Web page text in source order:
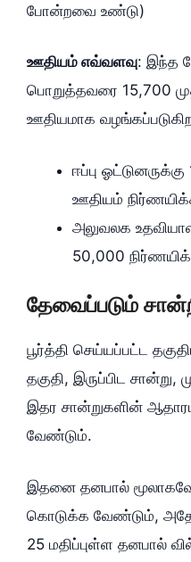
போன்றவை உண்டு)
ஊதியம் எவ்வளவு: இந்த
பொறுத்தவரை 15,700
ஊதியமாக
ஈப்பு
ஊதியம்
அலுவலக
50,000
தேவைப்படும்
பூர்த்தி செய்யப்பட்ட
தகுதி, இருப்பிட சான்று,
இதர சான்றுகளின்
வேண்டும்.
இதனை தனபால்
கொடுக்க வேண்டும்,
25 மதிப்புள்ள தனபால்